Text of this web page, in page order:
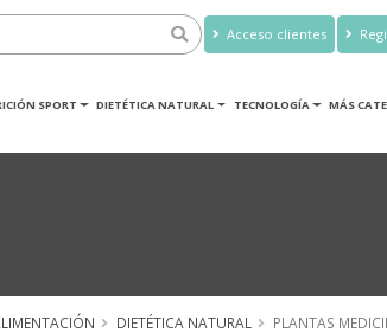
Acceso clientes
SPORT DIETÉTICA NATURAL TECNOLOGÍA MÁS
DIETÉTICA NATURAL PLANTAS